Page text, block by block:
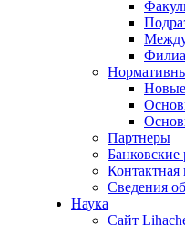
Партнеры
Банковские
Сведения
Наука
Сайт